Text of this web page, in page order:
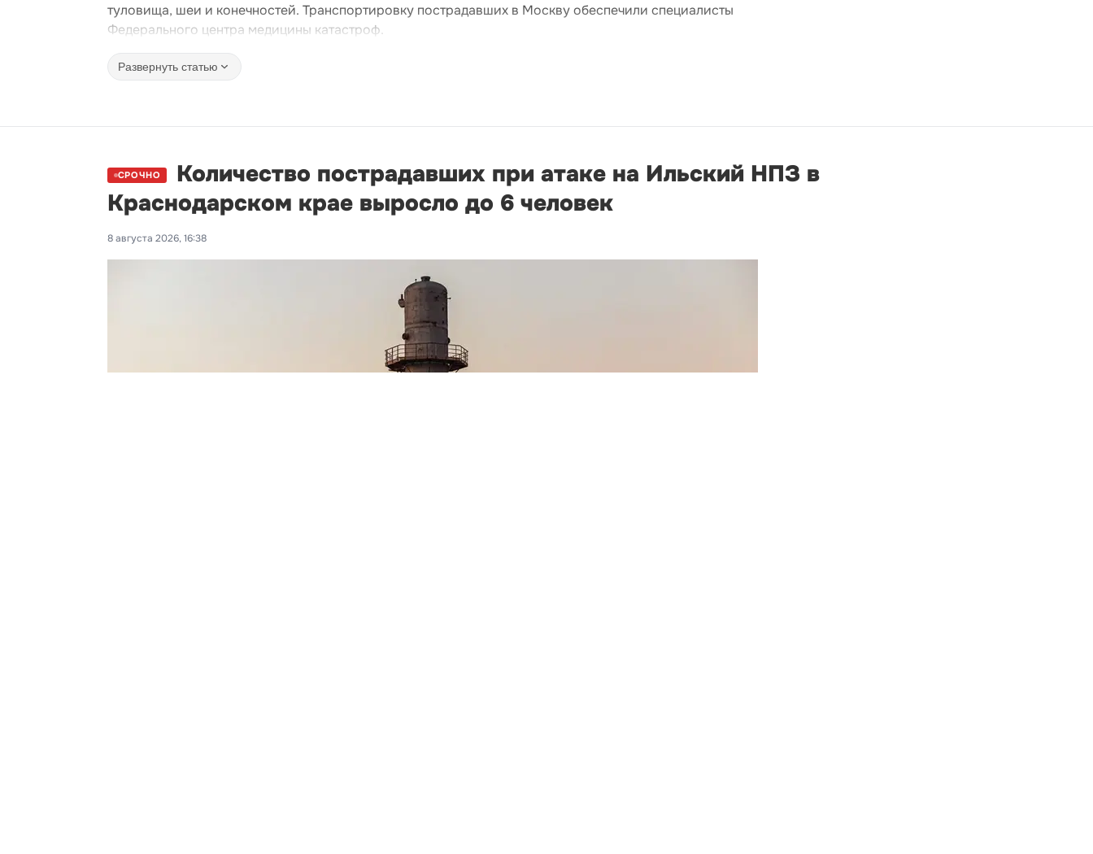
туловища, шеи и конечностей. Транспортировку пострадавших в Москву обеспечили специалисты
Федерального центра медицины катастроф.
Развернуть статью
СРОЧНО
Количество пострадавших при атаке на Ильский НПЗ в
Краснодарском крае выросло до 6 человек
8 августа 2026, 16:38